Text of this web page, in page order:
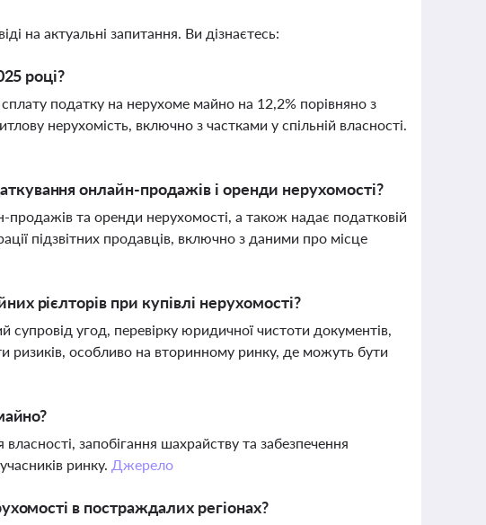
на актуальні запитання. Ви дізнаєтесь:
році?
податку на нерухоме майно на 12,2% порівняно з
нерухомість, включно з частками у спільній власності.
онлайн-продажів і оренди нерухомості?
та оренди нерухомості, а також надає податковій
підзвітних продавців, включно з даними про місце
рієлторів при купівлі нерухомості?
супровід угод, перевірку юридичної чистоти документів,
ризиків, особливо на вторинному ринку, де можуть бути
запобігання шахрайству та забезпечення
ринку. Джерело
в постраждалих регіонах?